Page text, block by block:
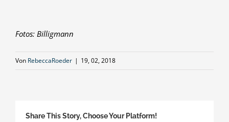
Fotos: Billigmann
Von RebeccaRoeder | 19, 02, 2018
Share This Story, Choose Your Platform!